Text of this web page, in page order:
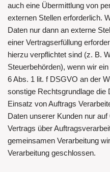
auch eine Übermittlung von
externen Stellen erforderlich.
Daten nur dann an externe
einer Vertragserfüllung
hierzu verpflichtet sind (z. B.
Steuerbehörden), wenn wir
6 Abs. 1 lit. f DSGVO an der
sonstige Rechtsgrundlage die
Einsatz von Auftrags
Daten unserer Kunden nur
Vertrags über
gemeinsamen Verarbeitung
Verarbeitung geschlossen.